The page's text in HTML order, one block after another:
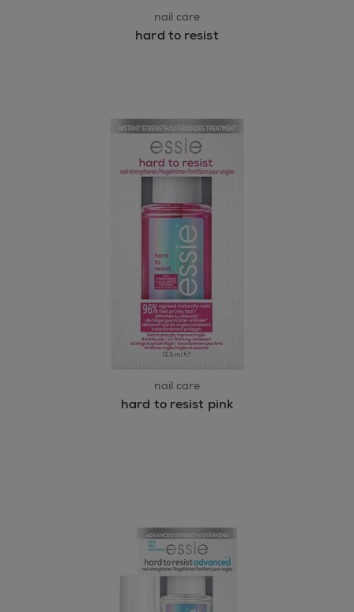
nail care
hard to resist
nail care
hard to resist pink